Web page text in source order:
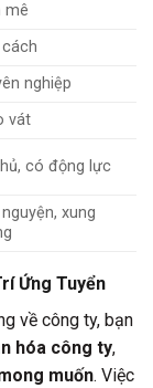
mê
nghiệp
vát
có động lực
xung
Ứng Tuyển
về công ty, bạn
hóa công ty,
muốn. Việc